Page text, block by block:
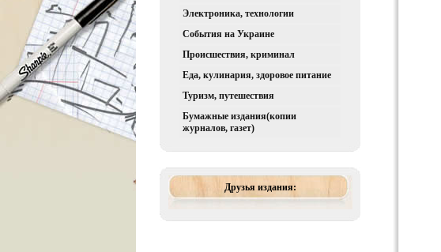
Электроника, технологии
События на Украине
Происшествия, криминал
Еда, кулинария, здоровое питание
Туризм, путешествия
Бумажные издания(копии
журналов, газет)
Друзья издания: